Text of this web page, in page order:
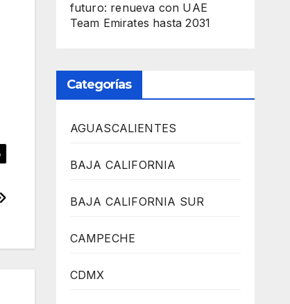
futuro: renueva con UAE
Team Emirates hasta 2031
Categorías
AGUASCALIENTES
BAJA CALIFORNIA
BAJA CALIFORNIA SUR
CAMPECHE
CDMX